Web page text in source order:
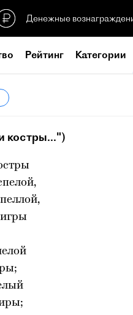
Денежные
Рейтинг Категории
костры...")